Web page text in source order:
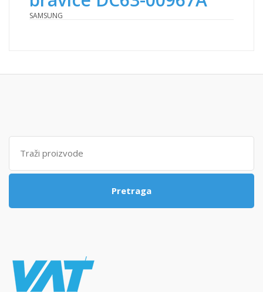
SAMSUNG
Traži:
Pretraga